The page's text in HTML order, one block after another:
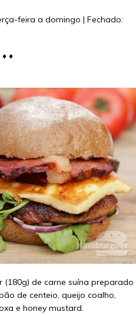
feira a domingo | Fechado:
♦ ♦
de carne suína preparado
de centeio, queijo coalho,
e honey mustard.